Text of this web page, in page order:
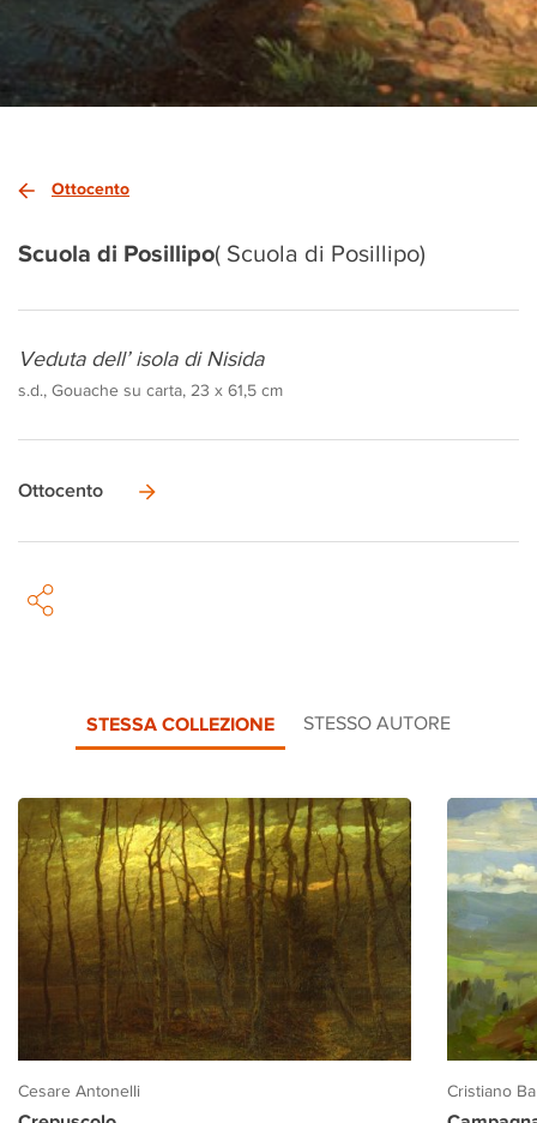
Ottocento
Scuola di Posillipo( Scuola di Posillipo)
Veduta dell’ isola di Nisida
s.d., Gouache su carta, 23 x 61,5 cm
Ottocento
STESSA COLLEZIONE STESSO AUTORE
Cesare Antonelli Cristiano